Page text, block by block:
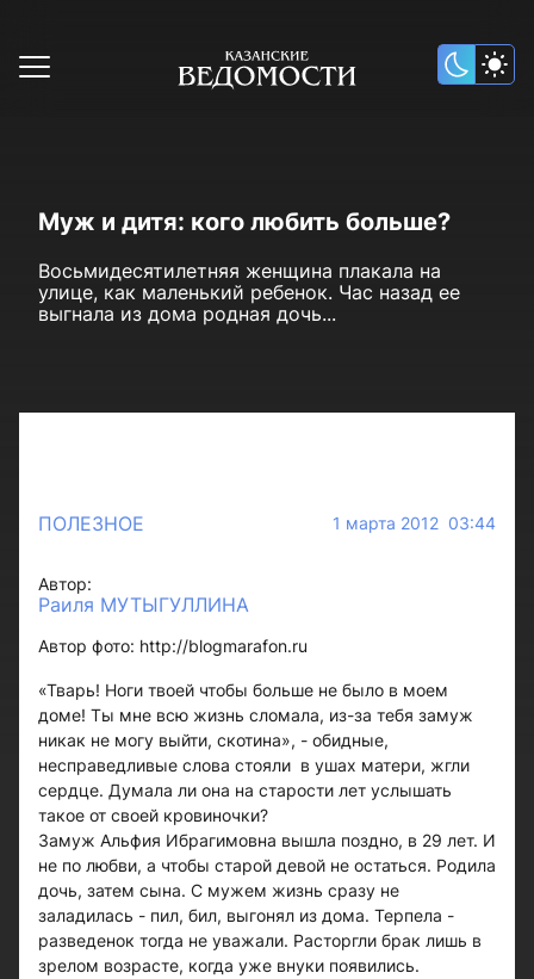
Муж и дитя: кого любить больше?
Восьмидесятилетняя женщина плакала на
улице, как маленький ребенок. Час назад ее
выгнала из дома родная дочь...
ПОЛЕЗНОЕ 1 марта 2012 03:44
Автор:
Раиля МУТЫГУЛЛИНА
Автор фото: http://blogmarafon.ru
«Тварь! Ноги твоей чтобы больше не было в моем
доме! Ты мне всю жизнь сломала, из-за тебя замуж
никак не могу выйти, скотина», - обидные,
несправедливые слова стояли в ушах матери, жгли
сердце. Думала ли она на старости лет услышать
такое от своей кровиночки?
Замуж Альфия Ибрагимовна вышла поздно, в 29 лет. И
не по любви, а чтобы старой девой не остаться. Родила
дочь, затем сына. С мужем жизнь сразу не
заладилась - пил, бил, выгонял из дома. Терпела -
разведенок тогда не уважали. Расторгли брак лишь в
зрелом возрасте, когда уже внуки появились.